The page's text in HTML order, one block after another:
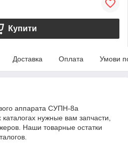
Купити
Доставка Оплата Умови
аппарата СУПН-8а
нужные вам запчасти,
Наши товарные остатки